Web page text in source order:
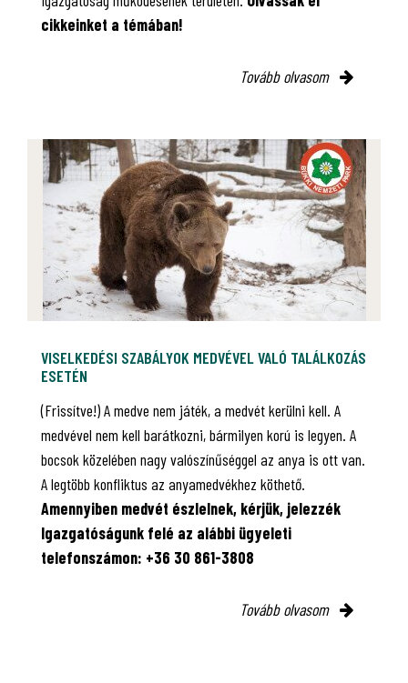
cikkeinket a témában!
Tovább olvasom
VISELKEDÉSI SZABÁLYOK MEDVÉVEL VALÓ TALÁLKOZÁS
ESETÉN
(Frissítve!) A medve nem játék, a medvét kerülni kell. A
medvével nem kell barátkozni, bármilyen korú is legyen. A
bocsok közelében nagy valószínűséggel az anya is ott van.
A legtöbb konfliktus az anyamedvékhez köthető.
Amennyiben medvét észlelnek, kérjük, jelezzék
Igazgatóságunk felé az alábbi ügyeleti
telefonszámon: +36 30 861-3808
Tovább olvasom